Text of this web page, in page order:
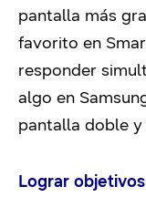
pantalla más
favorito en
responder
algo en
pantalla doble
Lograr